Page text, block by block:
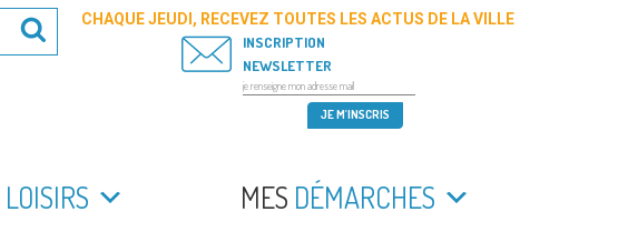
Recherche
CHAQUE JEUDI, RECEVEZ TOUTES LES ACTUS DE LA VILLE
INSCRIPTION
NEWSLETTER
LOISIRS MES DÉMARCHES